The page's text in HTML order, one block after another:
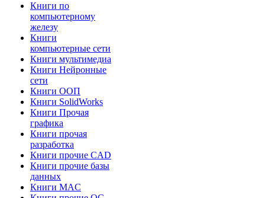
Книги по
компьютерному
железу
Книги
компьютерные сети
Книги мультимедиа
Книги Нейронные
сети
Книги ООП
Книги SolidWorks
Книги Прочая
графика
Книги прочая
разработка
Книги прочие CAD
Книги прочие базы
данных
Книги MAC